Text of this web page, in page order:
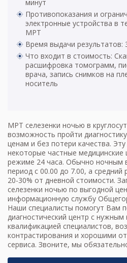
минут
Противопоказания и
электронные устройства в
МРТ
Время выдачи результатов:
Что входит в стоимость:
расшифровка томограмм,
врача, запись снимков на
носитель
МРТ селезенки ночью в
возможность пройти
ценам и без потери качества.
некоторые частные
режиме 24 часа. Обычно ночным
период с 00.00 до 7.00, а средний
20-30% от дневной стоимости.
селезенки ночью по выгодной
информационную службу
Наши специалисты помогут Вам
диагностический центр с
квалификацией специалистов,
контрастирования и хорошими
сервиса. Звоните, мы